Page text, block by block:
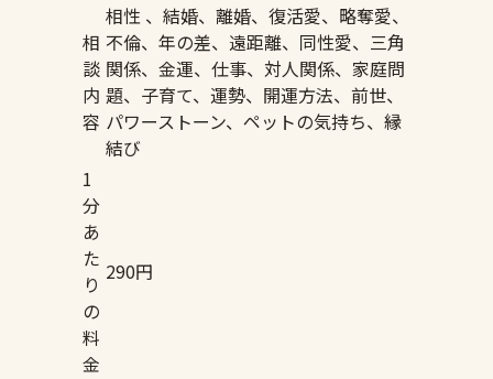
相
談
内
容
相性 、結婚、離婚、復活愛、略奪愛、
不倫、年の差、遠距離、同性愛、三角
関係、金運、仕事、対人関係、家庭問
題、子育て、運勢、開運方法、前世、
パワーストーン、ペットの気持ち、縁
結び
1
分
あ
た
り
の
料
金
290円